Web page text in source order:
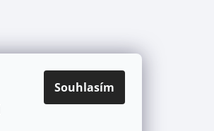
Souhlasím